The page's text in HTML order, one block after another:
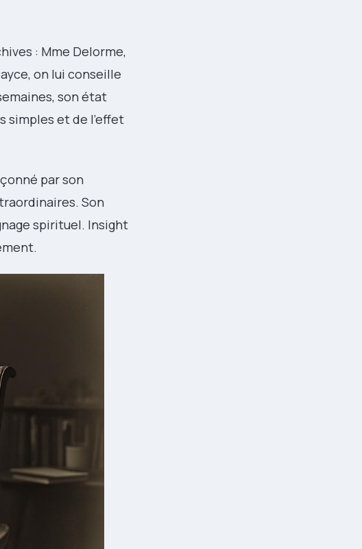
: Mme Delorme,
on lui conseille
son état
simples et de l’effet
par son
Son
spirituel. Insight